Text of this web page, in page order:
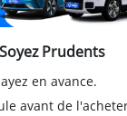
Soyez Prudents
en avance.
avant de